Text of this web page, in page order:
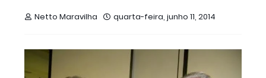
Netto Maravilha quarta-feira, junho 11, 2014